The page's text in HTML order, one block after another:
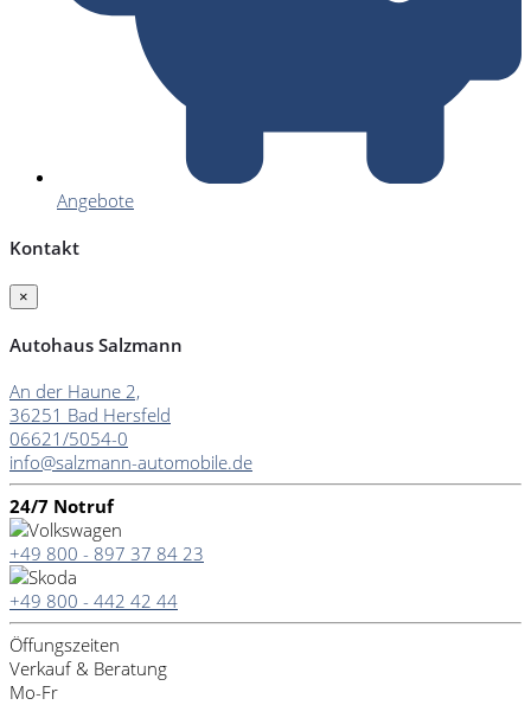
Angebote
Kontakt
×
Autohaus Salzmann
An der Haune 2,
36251 Bad Hersfeld
06621/5054-0
info@salzmann-automobile.de
24/7 Notruf
+49 800 - 897 37 84 23
+49 800 - 442 42 44
Öffungszeiten
Verkauf & Beratung
Mo-Fr